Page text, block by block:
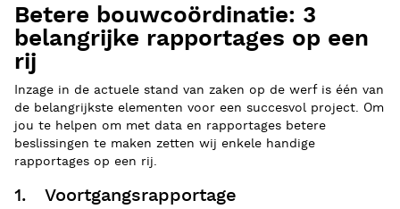
Betere bouwcoördinatie: 3
belangrijke rapportages op een
rij
Inzage in de actuele stand van zaken op de werf is één van
de belangrijkste elementen voor een succesvol project. Om
jou te helpen om met data en rapportages betere
beslissingen te maken zetten wij enkele handige
rapportages op een rij.
1. Voortgangsrapportage